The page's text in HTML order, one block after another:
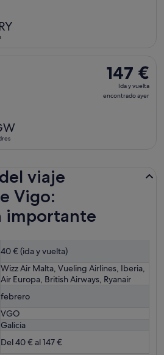
147 €
Ida
y
147 €
Ida y vuelta
encontrado ayer
viaje
Vigo:
importante
40 € (ida y vuelta)
Wizz Air Malta, Vueling Airlines, Iberia,
Air Europa, British Airways, Ryanair
febrero
VGO
Galicia
Del 40 € al 147 €